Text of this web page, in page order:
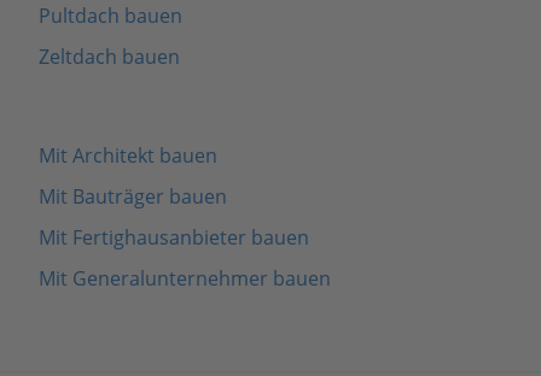
Pultdach bauen
Zeltdach bauen
Mit Architekt bauen
Mit Bauträger bauen
Mit Fertighausanbieter bauen
Mit Generalunternehmer bauen